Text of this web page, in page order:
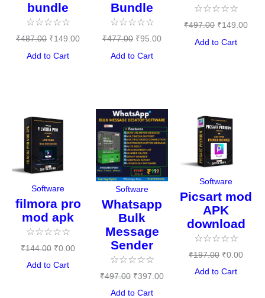
bundle
☆☆☆☆☆
₹487.00 ₹149.00
Add to Cart
Bundle
☆☆☆☆☆
₹477.00 ₹95.00
Add to Cart
☆☆☆☆☆
₹497.00 ₹149.00
Add to Cart
Software
filmora pro
mod apk
☆☆☆☆☆
₹144.00
price
was:
₹144.00.
₹0.00
₹0.00.
Add to Cart
Software
Whatsapp
Bulk
Message
Sender
☆☆☆☆☆
₹497.00
Original
price
was:
₹497.00.
₹397.00
price
₹397.00.
Add to Cart
Software
Picsart mod
APK
download
☆☆☆☆☆
₹197.00
Original
price
was:
₹197.00.
₹0.00
Add to Cart